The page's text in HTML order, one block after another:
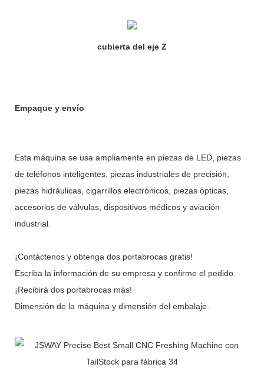
cubierta del eje Z
Empaque y envío
Esta máquina se usa ampliamente en piezas de LED, piezas
de teléfonos inteligentes, piezas industriales de precisión,
piezas hidráulicas, cigarrillos electrónicos, piezas ópticas,
accesorios de válvulas, dispositivos médicos y aviación
industrial.
¡Contáctenos y obtenga dos portabrocas gratis!
Escriba la información de su empresa y confirme el pedido.
¡Recibirá dos portabrocas más!
Dimensión de la máquina y dimensión del embalaje.